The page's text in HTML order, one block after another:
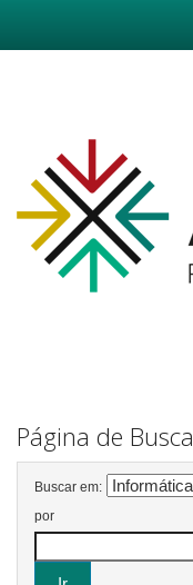
Página de Busca
Buscar em:
por